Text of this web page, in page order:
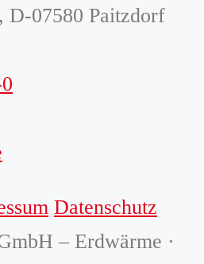
D-07580 Paitzdorf
Datenschutz
– Erdwärme ·